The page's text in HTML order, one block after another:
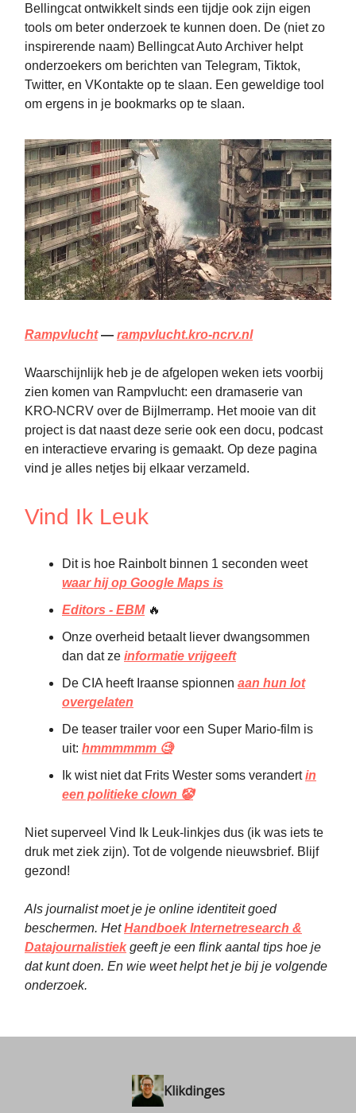
Bellingcat ontwikkelt sinds een tijdje ook zijn eigen
tools om beter onderzoek te kunnen doen. De (niet zo
inspirerende naam) Bellingcat Auto Archiver helpt
onderzoekers om berichten van Telegram, Tiktok,
Twitter, en VKontakte op te slaan. Een geweldige tool
om ergens in je bookmarks op te slaan.
Rampvlucht— rampvlucht.kro-ncrv.nl
Waarschijnlijk heb je de afgelopen weken iets voorbij
zien komen van Rampvlucht: een dramaserie van
KRO-NCRV over de Bijlmerramp. Het mooie van dit
project is dat naast deze serie ook een docu, podcast
en interactieve ervaring is gemaakt. Op deze pagina
vind je alles netjes bij elkaar verzameld.
Vind Ik Leuk
Dit is hoe Rainbolt binnen 1 seconden weet
waar hij op Google Maps is
Editors - EBM🔥
Onze overheid betaalt liever dwangsommen
dan dat ze informatie vrijgeeft
De CIA heeft Iraanse spionnen aan hun lot
overgelaten
De teaser trailer voor een Super Mario-film is
uit: hmmmmmm 🧐
Ik wist niet dat Frits Wester soms verandertin
een politieke clown 🤡
Niet superveel Vind Ik Leuk-linkjes dus (ik was iets te
druk met ziek zijn). Tot de volgende nieuwsbrief. Blijf
gezond!
Als journalist moet je je online identiteit goed
beschermen. HetHandboek Internetresearch &
Datajournalistiekgeeft je een flink aantal tips hoe je
dat kunt doen. En wie weet helpt het je bij je volgende
onderzoek.
Klikdinges